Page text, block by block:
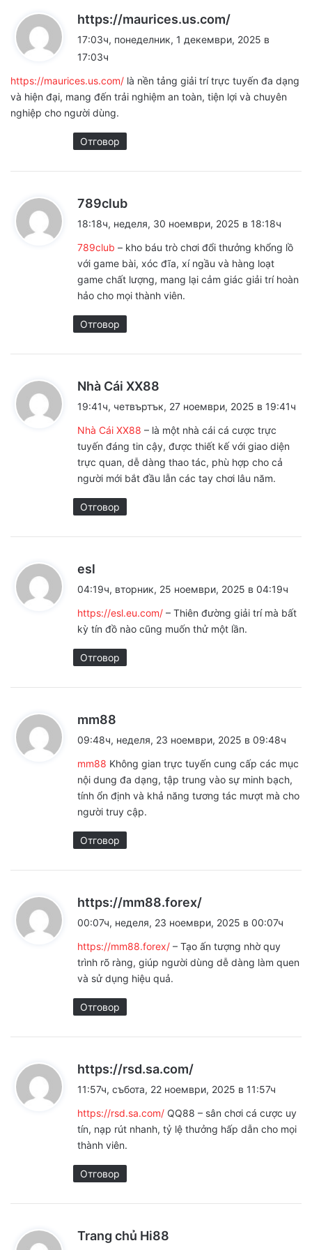
https://maurices.us.com/
17:03ч, понеделник, 1 декември, 2025 в
17:03ч
https://maurices.us.com/ là nền tảng giải trí trực tuyến đa dạng
và hiện đại, mang đến trải nghiệm an toàn, tiện lợi và chuyên
nghiệp cho người dùng.
Отговор
789club
а
:
18:18ч, неделя, 30 ноември, 2025 в 18:18ч
789club – kho báu trò chơi đổi thưởng khổng lồ
với game bài, xóc đĩa, xí ngầu và hàng loạt
game chất lượng, mang lại cảm giác giải trí hoàn
hảo cho mọi thành viên.
Отговор
Nhà Cái XX88
а
:
19:41ч, четвъртък, 27 ноември, 2025 в 19:41ч
Nhà Cái XX88 – là một nhà cái cá cược trực
tuyến đáng tin cậy, được thiết kế với giao diện
trực quan, dễ dàng thao tác, phù hợp cho cả
người mới bắt đầu lẫn các tay chơi lâu năm.
Отговор
esl
а
а
:
04:19ч, вторник, 25 ноември, 2025 в 04:19ч
https://esl.eu.com/ – Thiên đường giải trí mà bất
kỳ tín đồ nào cũng muốn thử một lần.
Отговор
mm88
а
09:48ч, неделя, 23 ноември, 2025 в 09:48ч
mm88 Không gian trực tuyến cung cấp các mục
nội dung đa dạng, tập trung vào sự minh bạch,
tính ổn định và khả năng tương tác mượt mà cho
người truy cập.
Отговор
https://mm88.forex/
а
:
00:07ч, неделя, 23 ноември, 2025 в 00:07ч
https://mm88.forex/ – Tạo ấn tượng nhờ quy
trình rõ ràng, giúp người dùng dễ dàng làm quen
và sử dụng hiệu quả.
Отговор
https://rsd.sa.com/
а
:
11:57ч, събота, 22 ноември, 2025 в 11:57ч
https://rsd.sa.com/ QQ88 – sân chơi cá cược uy
tín, nạp rút nhanh, tỷ lệ thưởng hấp dẫn cho mọi
thành viên.
Отговор
Trang chủ Hi88